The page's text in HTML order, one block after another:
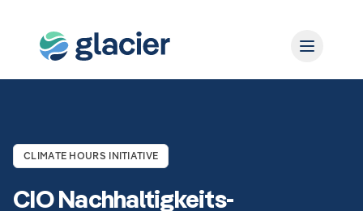
CLIMATE HOURS INITIATIVE
CIO Nachhaltigkeits-